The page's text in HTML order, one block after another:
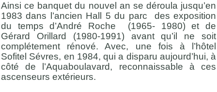
Ainsi ce banquet du nouvel an se déroula jusqu’en
1983 dans l’ancien Hall 5 du parc des exposition
du temps d’André Roche (1965- 1980) et de
Gérard Orillard (1980-1991) avant qu’il ne soit
complétement rénové. Avec, une fois à l’hôtel
Sofitel Sévres, en 1984, qui a disparu aujourd’hui, à
côté de l’Aquaboulavard, reconnaissable à ces
ascenseurs extérieurs.